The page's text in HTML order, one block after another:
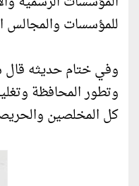
للمؤسسات والمجالس
وفي ختام حديثه قال
وتطور المحافظة
كل المخلصين